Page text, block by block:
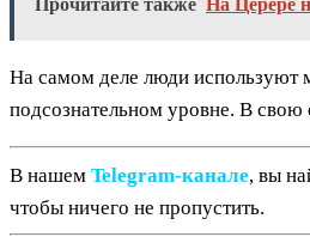
Прочитайте также На Церере
На самом деле люди используют
подсознательном уровне. В свою
В нашем Telegram‑канале, вы
чтобы ничего не пропустить.